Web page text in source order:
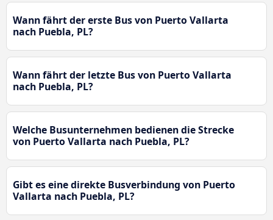
Wann fährt der erste Bus von Puerto Vallarta
nach Puebla, PL?
Wann fährt der letzte Bus von Puerto Vallarta
nach Puebla, PL?
Welche Busunternehmen bedienen die Strecke
von Puerto Vallarta nach Puebla, PL?
Gibt es eine direkte Busverbindung von Puerto
Vallarta nach Puebla, PL?